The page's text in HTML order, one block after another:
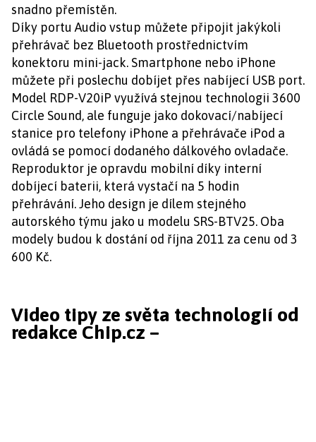
snadno přemístěn.
Díky portu Audio vstup můžete připojit jakýkoli
přehrávač bez Bluetooth prostřednictvím
konektoru mini-jack. Smartphone nebo iPhone
můžete při poslechu dobíjet přes nabíjecí USB port.
Model RDP-V20iP využívá stejnou technologii 3600
Circle Sound, ale funguje jako dokovací/nabíjecí
stanice pro telefony iPhone a přehrávače iPod a
ovládá se pomocí dodaného dálkového ovladače.
Reproduktor je opravdu mobilní díky interní
dobíjecí baterii, která vystačí na 5 hodin
přehrávání. Jeho design je dílem stejného
autorského týmu jako u modelu SRS-BTV25. Oba
modely budou k dostání od října 2011 za cenu od 3
600 Kč.
Video tipy ze světa technologií od
redakce Chip.cz –